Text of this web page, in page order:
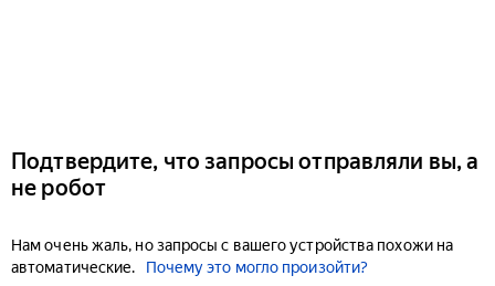
Подтвердите, что запросы отправляли вы, а
не робот
Нам очень жаль, но запросы с вашего устройства похожи на
автоматические.
Почему это могло произойти?